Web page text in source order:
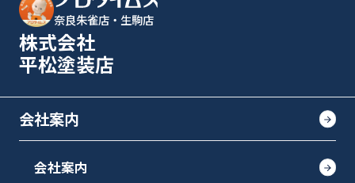
奈良朱雀店・生駒店
株式会社
平松塗装店
会社案内
会社案内